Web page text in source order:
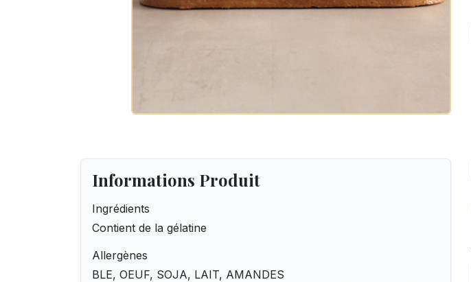
Informations Produit
Ingrédients
Contient de la gélatine
Allergènes
BLE, OEUF, SOJA, LAIT, AMANDES